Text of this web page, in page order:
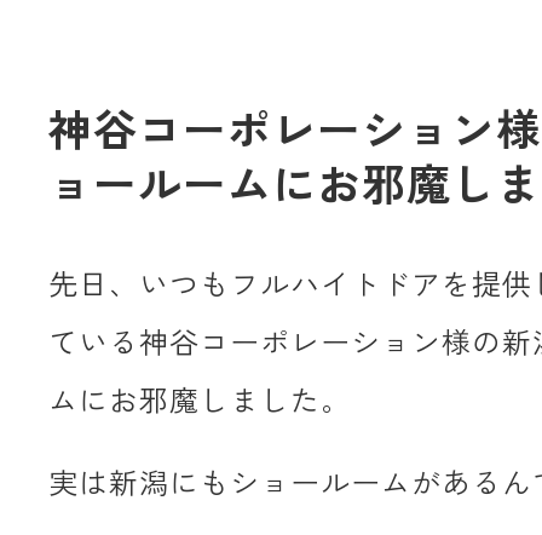
神谷コーポレーション
ョールームにお邪魔し
先日、いつもフルハイトドアを提
ている神谷コーポレーション様の
ムにお邪魔しました。
実は新潟にもショールームがあるん